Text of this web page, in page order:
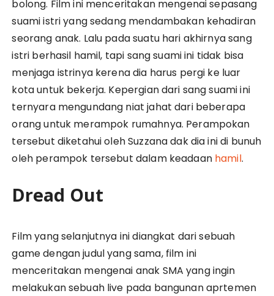
bolong. Film ini menceritakan mengenai sepasang
suami istri yang sedang mendambakan kehadiran
seorang anak. Lalu pada suatu hari akhirnya sang
istri berhasil hamil, tapi sang suami ini tidak bisa
menjaga istrinya kerena dia harus pergi ke luar
kota untuk bekerja. Kepergian dari sang suami ini
ternyara mengundang niat jahat dari beberapa
orang untuk merampok rumahnya. Perampokan
tersebut diketahui oleh Suzzana dak dia ini di bunuh
oleh perampok tersebut dalam keadaan hamil.
Dread Out
Film yang selanjutnya ini diangkat dari sebuah
game dengan judul yang sama, film ini
menceritakan mengenai anak SMA yang ingin
melakukan sebuah live pada bangunan aprtemen